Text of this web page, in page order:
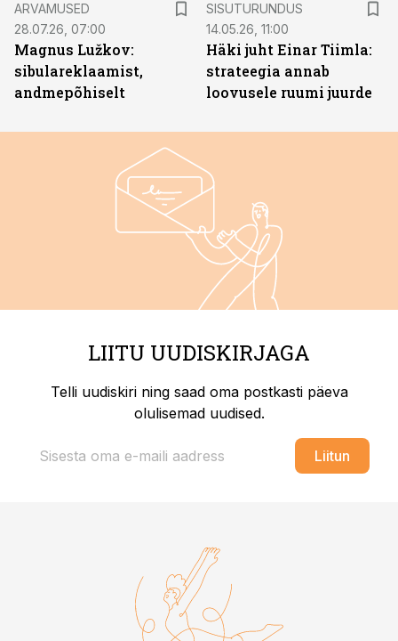
ARVAMUSED
28.07.26, 07:00
Magnus Lužkov:
sibulareklaamist,
andmepõhiselt
SISUTURUNDUS
14.05.26, 11:00
Häki juht Einar Tiimla:
strateegia annab
loovusele ruumi juurde
LIITU UUDISKIRJAGA
Telli uudiskiri ning saad oma postkasti päeva
olulisemad uudised.
Liitun